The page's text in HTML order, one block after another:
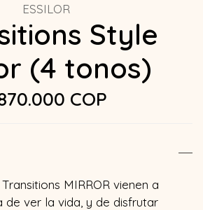
ESSILOR
Style
(4 tonos)
COP
MIRROR vienen a
de ver la vida, y de disfrutar